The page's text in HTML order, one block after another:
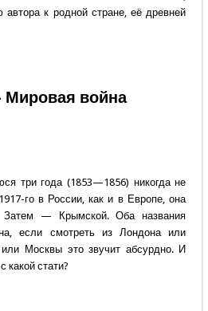
автора к родной стране, её древней
- С думой о России
Мировая война
три года (1853—1856) никогда не
го в России, как и в Европе, она
Затем — Крымской. Оба названия
если смотреть из Лондона или
Москвы это звучит абсурдно. И
какой стати?
- Мировая война против России